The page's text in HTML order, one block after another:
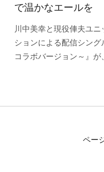
で温かなエールを
川中美幸と現役俥夫ユ
ションによる配信シン
コラボバージョン～』
ペー